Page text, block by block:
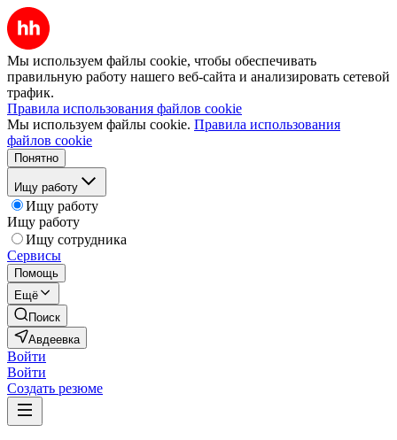
Мы используем файлы cookie, чтобы обеспечивать
правильную работу нашего веб-сайта и анализировать сетевой
трафик.
Правила использования файлов cookie
Мы используем файлы cookie. Правила использования
файлов cookie
Понятно
Ищу работу
Ищу работу
Ищу работу
Ищу сотрудника
Сервисы
Помощь
Ещё
Поиск
Авдеевка
Войти
Войти
Создать резюме